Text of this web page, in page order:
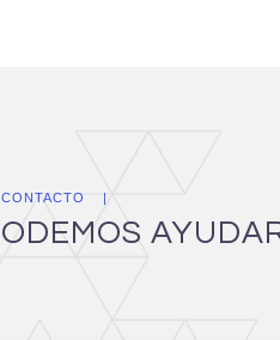
CONTACTO